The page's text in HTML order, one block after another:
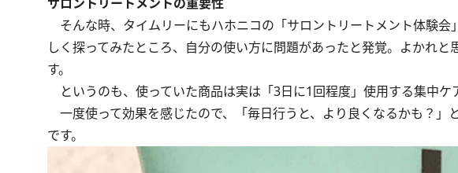
そんな時、タイムリーにもハホニコの「サロントリートメント体験
しく探ってみたところ、自分の使い方に問題があったと発覚。よかれ
す。
というのも、使っていた商品は実は「3日に1回程度」使用する集中ケ
一度使って効果を感じたので、「毎日行うと、より良くなるかも？」
です。